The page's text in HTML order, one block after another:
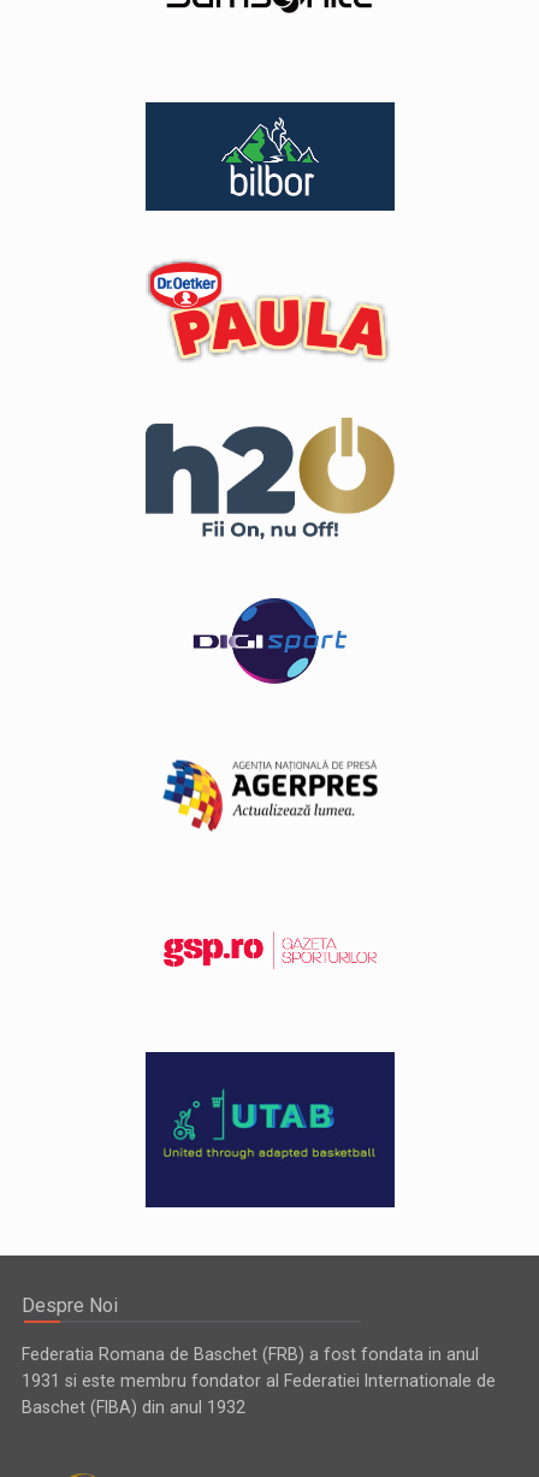
Despre Noi
Federatia Romana de Baschet (FRB) a fost fondata in anul
1931 si este membru fondator al Federatiei Internationale de
Baschet (FIBA) din anul 1932